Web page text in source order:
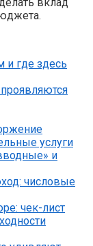
и где здесь
услуги
и
числовые
чек-лист